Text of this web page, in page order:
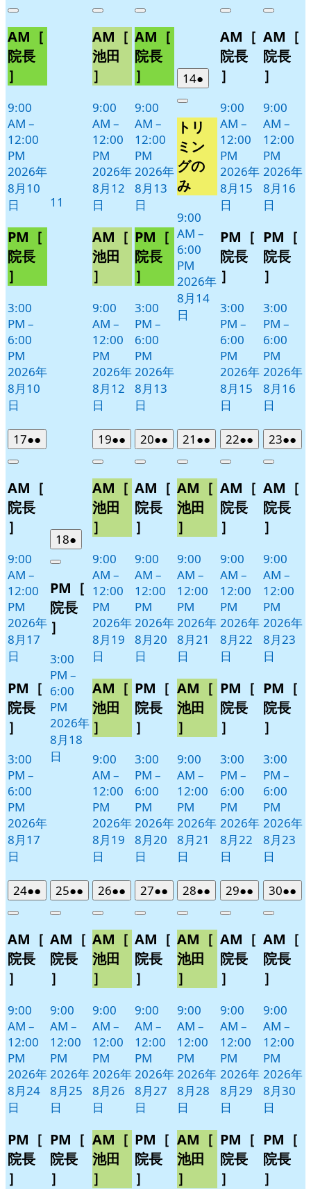
月
10
日
イ
ト)
Close
AM［
院長
］
9:00
AM –
12:00
PM
2026年
8月10
日
PM［
院長
］
3:00
PM –
6:00
PM
2026年
8月10
日
11
月
12
イ
ベ
ト)
Close
AM［
池田
］
9:00
AM –
12:00
PM
2026年
8月12
日
AM［
池田
］
9:00
AM –
12:00
PM
2026年
8月12
日
月
13
日
イ
ン
ト)
Close
AM［
院長
］
9:00
AM –
12:00
PM
2026年
8月13
日
PM［
院長
］
3:00
PM –
6:00
PM
2026年
8月13
日
142026
年
月
14
日
●
件
ベ
ン
Close
トリ
ミン
グの
み
9:00
AM –
6:00
PM
2026年
8月14
日
月
15
日
イ
ベ
ト)
Close
AM［
院長
］
9:00
AM –
12:00
PM
2026年
8月15
日
PM［
院長
］
3:00
PM –
6:00
PM
2026年
8月15
日
月
16
日
イ
Close
AM［
院長
］
9:00
AM –
12:00
PM
2026年
8月16
日
PM［
院長
］
3:00
PM –
6:00
PM
2026年
8月16
日
172026
年
月
17
日
●●
件
イ
Close
AM［
院長
］
9:00
AM –
12:00
PM
2026年
8月17
日
PM［
院長
］
3:00
PM –
6:00
PM
2026年
8月17
日
182026
年
月
18
日
●
件
イ
ベ
Close
PM［
院長
］
3:00
PM –
6:00
PM
2026年
8月18
日
192026
年
月
19
●●
件
イ
ベ
ト)
Close
AM［
池田
］
9:00
AM –
12:00
PM
2026年
8月19
日
AM［
池田
］
9:00
AM –
12:00
PM
2026年
8月19
日
202026
年
月
20
日
●●
件
イ
ベ
ト)
Close
AM［
院長
］
9:00
AM –
12:00
PM
2026年
8月20
日
PM［
院長
］
3:00
PM –
6:00
PM
2026年
8月20
日
21 2026
年
月
21
●●
件
イ
ベ
ト)
Close
AM［
池田
］
9:00
AM –
12:00
PM
2026年
8月21
日
AM［
池田
］
9:00
AM –
12:00
PM
2026年
8月21
日
222026
年
月
22
日
●●
件
イ
ベ
ト)
Close
AM［
院長
］
9:00
AM –
12:00
PM
2026年
8月22
日
PM［
院長
］
3:00
PM –
6:00
PM
2026年
8月22
日
232026
年
月
23
日
●●
件
イ
Close
AM［
院長
］
9:00
AM –
12:00
PM
2026年
8月23
日
PM［
院長
］
3:00
PM –
6:00
PM
2026年
8月23
日
242026
年
月
24
日
●●
件
イ
ベ
ト)
Close
AM［
院長
］
9:00
AM –
12:00
PM
2026年
8月24
日
PM［
院長
］
252026
年
月
25
日
●●
件
イ
ベ
ト)
Close
AM［
院長
］
9:00
AM –
12:00
PM
2026年
8月25
日
PM［
院長
］
262026
年
月
26
●●
件
イ
ベ
ト)
Close
AM［
池田
］
9:00
AM –
12:00
PM
2026年
8月26
日
AM［
池田
］
272026
年
月
27
日
●●
件
イ
ベ
ト)
Close
AM［
院長
］
9:00
AM –
12:00
PM
2026年
8月27
日
PM［
院長
］
282026
年
月
28
●●
件
イ
ベ
ト)
Close
AM［
池田
］
9:00
AM –
12:00
PM
2026年
8月28
日
AM［
池田
］
292026
年
月
29
日
●●
件
イ
ベ
ト)
Close
AM［
院長
］
9:00
AM –
12:00
PM
2026年
8月29
日
PM［
院長
］
302026
年
月
30
日
●●
件
イ
Close
AM［
院長
］
9:00
AM –
12:00
PM
2026年
8月30
日
PM［
院長
］